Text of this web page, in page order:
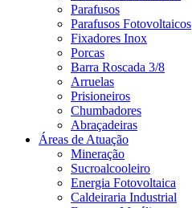
Parafusos
Parafusos Fotovoltaicos
Fixadores Inox
Porcas
Barra Roscada 3/8
Arruelas
Prisioneiros
Chumbadores
Abraçadeiras
Áreas de Atuação
Mineração
Sucroalcooleiro
Energia Fotovoltaica
Caldeiraria Industrial